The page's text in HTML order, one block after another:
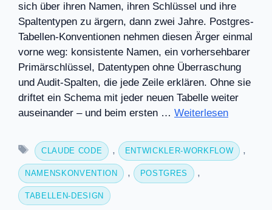
sich über ihren Namen, ihren Schlüssel und ihre
Spaltentypen zu ärgern, dann zwei Jahre. Postgres-
Tabellen-Konventionen nehmen diesen Ärger einmal
vorne weg: konsistente Namen, ein vorhersehbarer
Primärschlüssel, Datentypen ohne Überraschung
und Audit-Spalten, die jede Zeile erklären. Ohne sie
driftet ein Schema mit jeder neuen Tabelle weiter
auseinander – und beim ersten … Weiterlesen
Schlagwörter
CLAUDE CODE , ENTWICKLER-WORKFLOW ,
NAMENSKONVENTION , POSTGRES ,
TABELLEN-DESIGN